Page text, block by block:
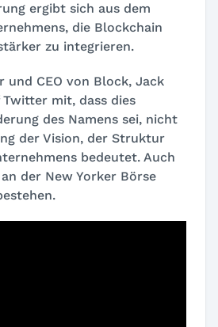
ergibt sich aus dem
die Blockchain
zu integrieren.
und CEO von Block, Jack
mit, dass dies
des Namens sei, nicht
der Vision, der Struktur
bedeutet. Auch
der New Yorker Börse